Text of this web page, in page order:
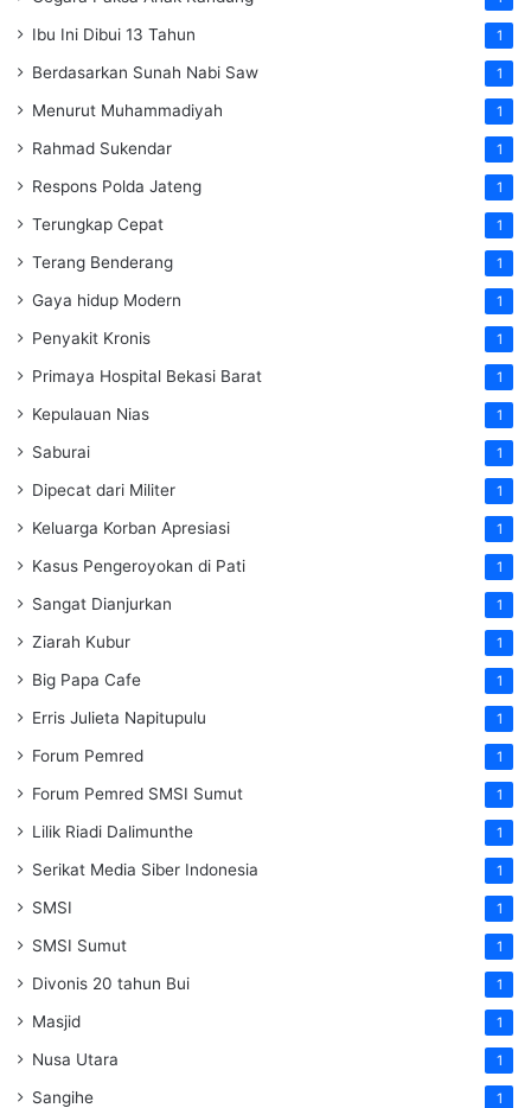
Ibu Ini Dibui 13 Tahun 1
Berdasarkan Sunah Nabi Saw 1
Menurut Muhammadiyah 1
Rahmad Sukendar 1
Respons Polda Jateng 1
Terungkap Cepat 1
Terang Benderang 1
Gaya hidup Modern 1
Penyakit Kronis 1
Primaya Hospital Bekasi Barat 1
Kepulauan Nias 1
Saburai 1
Dipecat dari Militer 1
Keluarga Korban Apresiasi 1
Kasus Pengeroyokan di Pati 1
Sangat Dianjurkan 1
Ziarah Kubur 1
Big Papa Cafe 1
Erris Julieta Napitupulu 1
Forum Pemred 1
Forum Pemred SMSI Sumut 1
Lilik Riadi Dalimunthe 1
Serikat Media Siber Indonesia 1
SMSI 1
SMSI Sumut 1
Divonis 20 tahun Bui 1
Masjid 1
Nusa Utara 1
Sangihe 1